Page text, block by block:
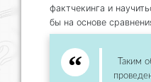
фактчекинга и
бы на основе
Таким